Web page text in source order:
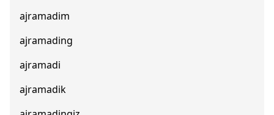
ajramadim
ajramading
ajramadi
ajramadik